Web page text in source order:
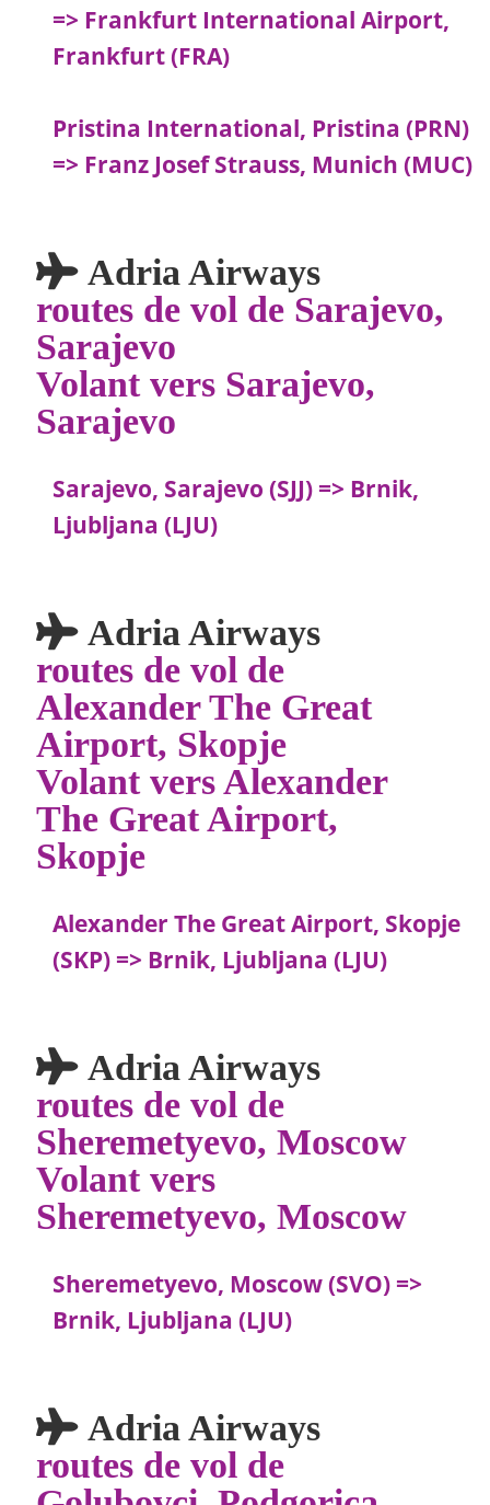
=> Frankfurt International Airport,
Frankfurt (FRA)
Pristina International, Pristina (PRN)
=> Franz Josef Strauss, Munich (MUC)
Adria Airways
routes de vol de Sarajevo,
Sarajevo
Volant vers Sarajevo,
Sarajevo
Sarajevo, Sarajevo (SJJ) => Brnik,
Ljubljana (LJU)
Adria Airways
routes de vol de
Alexander The Great
Airport, Skopje
Volant vers Alexander
The Great Airport,
Skopje
Alexander The Great Airport, Skopje
(SKP) => Brnik, Ljubljana (LJU)
Adria Airways
routes de vol de
Sheremetyevo, Moscow
Volant vers
Sheremetyevo, Moscow
Sheremetyevo, Moscow (SVO) =>
Brnik, Ljubljana (LJU)
Adria Airways
routes de vol de